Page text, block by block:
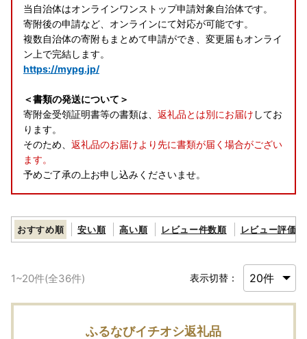
当自治体はオンラインワンストップ申請対象自治体です。
寄附後の申請など、オンラインにて対応が可能です。
複数自治体の寄附もまとめて申請ができ、変更届もオンライ
ン上で完結します。
https://mypg.jp/
＜書類の発送について＞
寄附金受領証明書等の書類は、 返礼品とは別にお届け してお
ります。
そのため、 返礼品のお届けより先に書類が届く場合がござい
ます。
予めご了承の上お申し込みくださいませ。
おすすめ順 安い順 高い順 レビュー件数順 レビュー評価順
1~20件(全36件) 表示切替：
ふるなびイチオシ返礼品